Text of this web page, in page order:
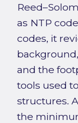
as NTP
codes, it
and the
tools used
structures.
the